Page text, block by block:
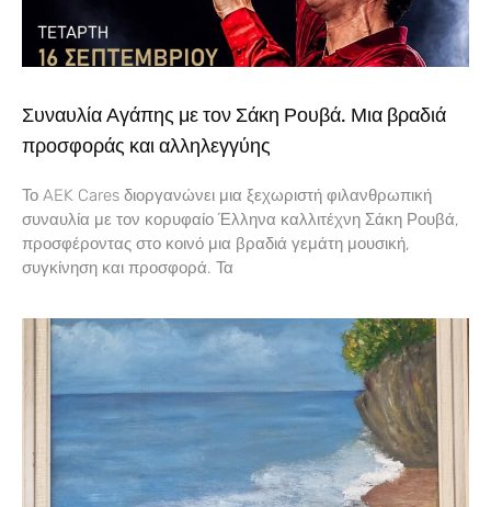
Συναυλία Αγάπης με τον Σάκη Ρουβά. Μια βραδιά
προσφοράς και αλληλεγγύης
Το AEK Cares διοργανώνει μια ξεχωριστή φιλανθρωπική
συναυλία με τον κορυφαίο Έλληνα καλλιτέχνη Σάκη Ρουβά,
προσφέροντας στο κοινό μια βραδιά γεμάτη μουσική,
συγκίνηση και προσφορά. Τα